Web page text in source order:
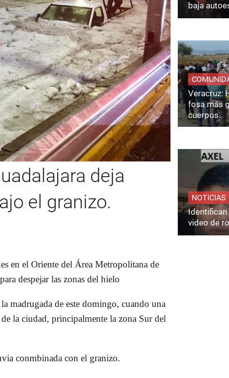
deja
el granizo.
en el Oriente del Área Metropolitana de
despejar las zonas del hielo
madrugada de este domingo, cuandouna
la ciudad, principalmente la zona Sur del
conmbinada con el granizo.
baja
Veracruz:
fosa más
cuerpos.
NOTICIAS
Identifican
video de